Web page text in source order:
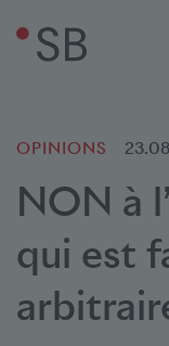
OPINIONS
NON à
qui est